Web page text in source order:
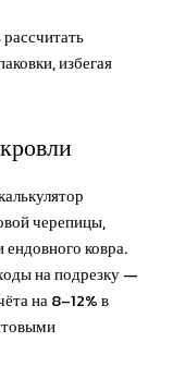
избегая
черепицы,
ковра.
на подрезку —
на 8–12% в